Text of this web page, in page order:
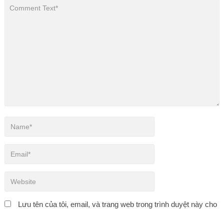
Lưu tên của tôi, email, và trang web trong trình duyệt này cho